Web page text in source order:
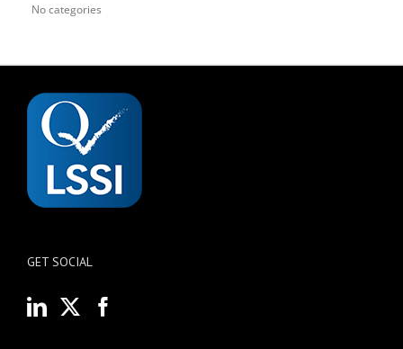
No categories
GET SOCIAL